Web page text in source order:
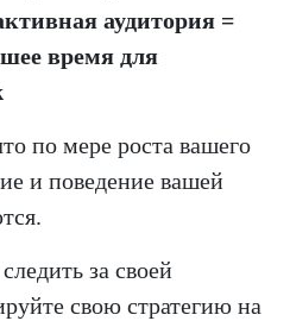
аудитория =
время для
по мере роста вашего
и поведение вашей
за своей
свою стратегию на